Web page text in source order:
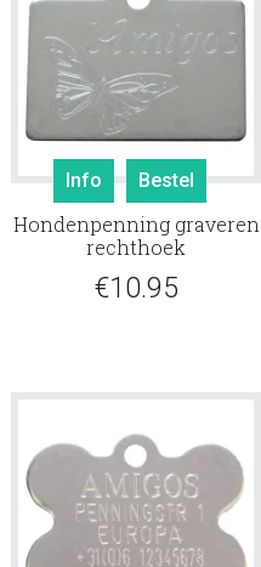
Info Bestel
Hondenpenning graveren
rechthoek
€10.95